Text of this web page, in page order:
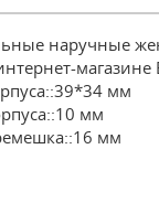
наручные
магазине
мм
мм
мм